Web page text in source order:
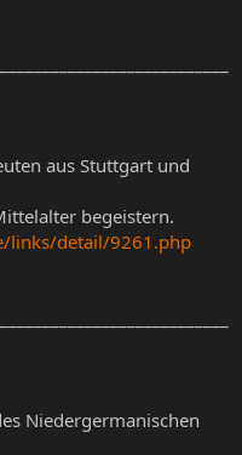
aus Stuttgart und
begeistern.
links/detail/9261.php
Niedergermanischen